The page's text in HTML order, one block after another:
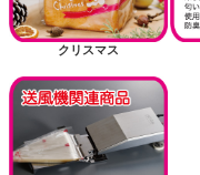
クリスマス